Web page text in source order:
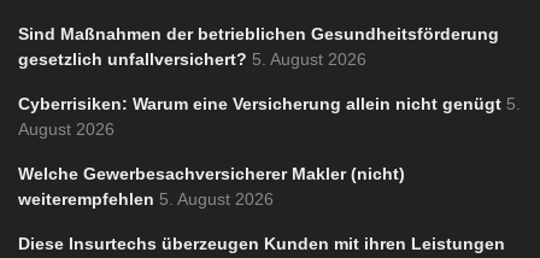
Sind Maßnahmen der betrieblichen Gesundheitsförderung
gesetzlich unfallversichert? 5. August 2026
Cyberrisiken: Warum eine Versicherung allein nicht genügt 5.
August 2026
Welche Gewerbesachversicherer Makler (nicht)
weiterempfehlen 5. August 2026
Diese Insurtechs überzeugen Kunden mit ihren Leistungen